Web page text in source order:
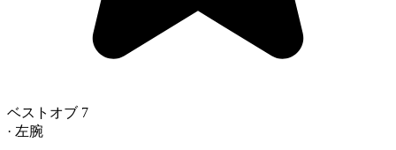
ベストオブ 7
· 左腕